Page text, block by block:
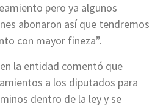
pero ya algunos
abonaron así que tendremos
con mayor fineza”.
la entidad comentó que
a los diputados para
dentro de la ley y se